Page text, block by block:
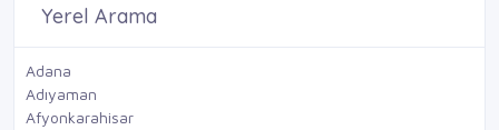
Yerel Arama
Adana
Adıyaman
Afyonkarahisar